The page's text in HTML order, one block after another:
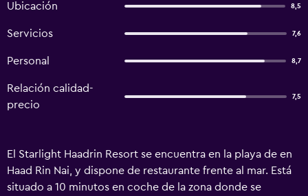
Ubicación 8,5
Servicios 7,6
Personal 8,7
Relación calidad-
precio
7,5
El Starlight Haadrin Resort se encuentra en la playa de en
Haad Rin Nai, y dispone de restaurante frente al mar. Está
situado a 10 minutos en coche de la zona donde se